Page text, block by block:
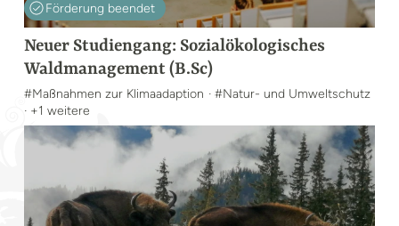
Förderung beendet
Neuer Studiengang: Sozialökologisches
Waldmanagement (B.Sc)
#Maßnahmen zur Klimaadaption · #Natur- und Umweltschutz
· +1 weitere